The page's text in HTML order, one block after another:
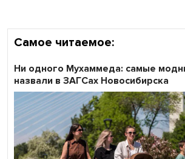
Самое читаемое:
Ни одного Мухаммеда: самые
назвали в ЗАГСах Новосибирска